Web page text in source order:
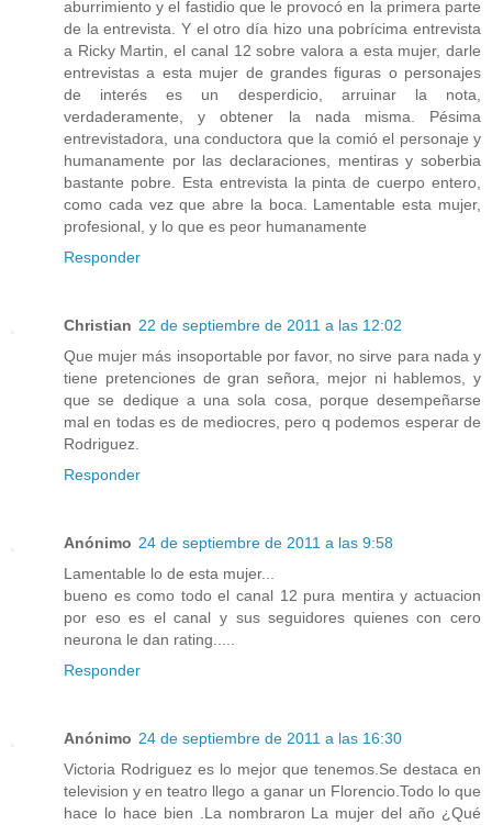
aburrimiento y el fastidio que le provocó en la primera parte
de la entrevista. Y el otro día hizo una pobrícima entrevista
a Ricky Martin, el canal 12 sobre valora a esta mujer, darle
entrevistas a esta mujer de grandes figuras o personajes
de interés es un desperdicio, arruinar la nota,
verdaderamente, y obtener la nada misma. Pésima
entrevistadora, una conductora que la comió el personaje y
humanamente por las declaraciones, mentiras y soberbia
bastante pobre. Esta entrevista la pinta de cuerpo entero,
como cada vez que abre la boca. Lamentable esta mujer,
profesional, y lo que es peor humanamente
Responder
Christian 22 de septiembre de 2011 a las 12:02
Que mujer más insoportable por favor, no sirve para nada y
tiene pretenciones de gran señora, mejor ni hablemos, y
que se dedique a una sola cosa, porque desempeñarse
mal en todas es de mediocres, pero q podemos esperar de
Rodriguez.
Responder
Anónimo 24 de septiembre de 2011 a las 9:58
Lamentable lo de esta mujer...
bueno es como todo el canal 12 pura mentira y actuacion
por eso es el canal y sus seguidores quienes con cero
neurona le dan rating.....
Responder
Anónimo 24 de septiembre de 2011 a las 16:30
Victoria Rodriguez es lo mejor que tenemos.Se destaca en
television y en teatro llego a ganar un Florencio.Todo lo que
hace lo hace bien .La nombraron La mujer del año ¿Qué